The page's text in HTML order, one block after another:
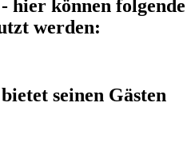
hier können folgende
werden:
seinen Gästen